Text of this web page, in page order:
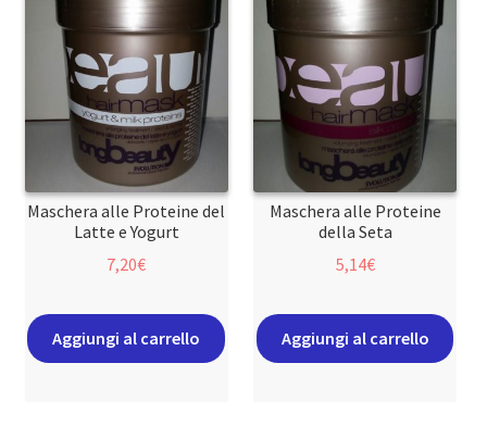
Maschera alle Proteine del
Latte e Yogurt
7,20€
Aggiungi al carrello
Maschera alle Proteine
della Seta
5,14€
Aggiungi al carrello